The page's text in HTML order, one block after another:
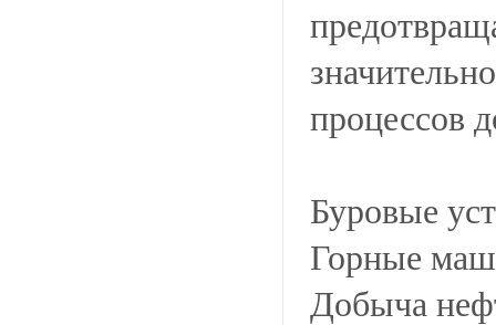
процессов
Буровые
Горные
Добыча